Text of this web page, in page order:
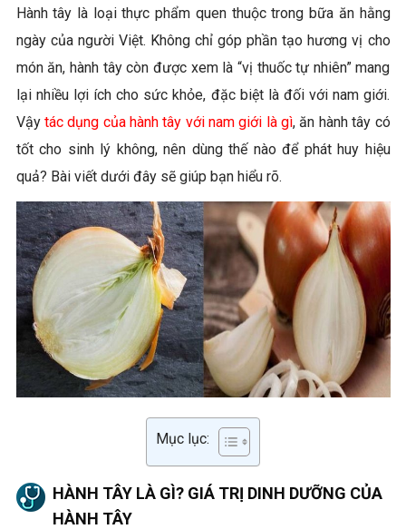
Hành tây là loại thực phẩm quen thuộc trong bữa ăn hằng
ngày của người Việt. Không chỉ góp phần tạo hương vị cho
món ăn, hành tây còn được xem là “vị thuốc tự nhiên” mang
lại nhiều lợi ích cho sức khỏe, đặc biệt là đối với nam giới.
Vậy tác dụng của hành tây với nam giới là gì, ăn hành tây có
tốt cho sinh lý không, nên dùng thế nào để phát huy hiệu
quả? Bài viết dưới đây sẽ giúp bạn hiểu rõ.
Mục lục:
HÀNH TÂY LÀ GÌ? GIÁ TRỊ DINH DƯỠNG CỦA
HÀNH TÂY